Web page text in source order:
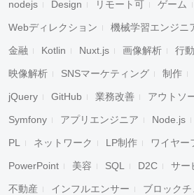
nodejs Design リモート可 ゲーム
Webディレクション 機械学習エンジニ
金融 Kotlin Nuxt.js 画像解析 行
映像解析 SNSマーケティング 制作
jQuery GitHub 業務改善 アウトソ
Symfony アプリエンジニア Node.js
PL ネットワーク LP制作 ワイヤー
PowerPoint 美容 SQL D2C サー
不動産 インフルエンサー ブロックチ